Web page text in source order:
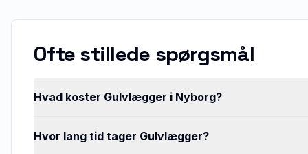
Ofte stillede spørgsmål
Hvad koster Gulvlægger i Nyborg?
Hvor lang tid tager Gulvlægger?